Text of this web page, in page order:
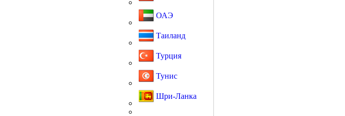
ОАЭ
Таиланд
Турция
Тунис
Шри-Ланка